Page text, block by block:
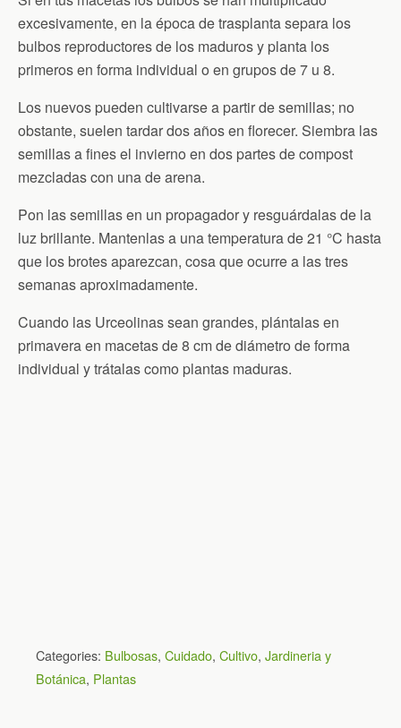
excesivamente, en la época de trasplanta separa los
bulbos reproductores de los maduros y planta los
primeros en forma individual o en grupos de 7 u 8.
Los nuevos pueden cultivarse a partir de semillas; no
obstante, suelen tardar dos años en florecer. Siembra las
semillas a fines el invierno en dos partes de compost
mezcladas con una de arena.
Pon las semillas en un propagador y resguárdalas de la
luz brillante. Mantenlas a una temperatura de 21 °C hasta
que los brotes aparezcan, cosa que ocurre a las tres
semanas aproximadamente.
Cuando las Urceolinas sean grandes, plántalas en
primavera en macetas de 8 cm de diámetro de forma
individual y trátalas como plantas maduras.
Categories: Bulbosas, Cuidado, Cultivo, Jardineria y
Botánica, Plantas